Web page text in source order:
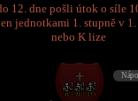
12. dne pošli útok o síle
jednotkami 1. stupně v 1.
nebo K lize